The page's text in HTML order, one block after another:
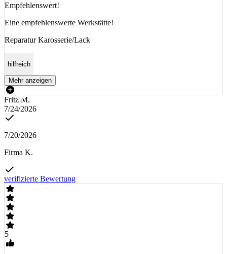
Empfehlenswert!
Eine empfehlenswerte Werkstätte!
Reparatur Karosserie/Lack
hilfreich
Mehr anzeigen
Fritz M.
7/24/2026
7/20/2026
Firma K.
verifizierte Bewertung
5